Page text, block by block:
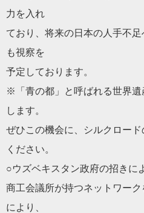
力を入れ
ており、将来の日本の人手不
も視察を
予定しております。
※「青の都」と呼ばれる世界
します。
ぜひこの機会に、シルクロー
ください。
○ウズベキスタン政府の招きに
商工会議所が持つネットワー
により、